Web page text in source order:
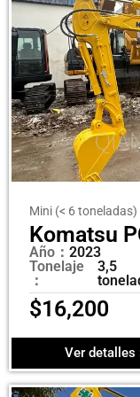
Mini (< 6 toneladas)
Komatsu
Año： 2023
Tonelaje
：
3,5
$16,200
Ver detalles